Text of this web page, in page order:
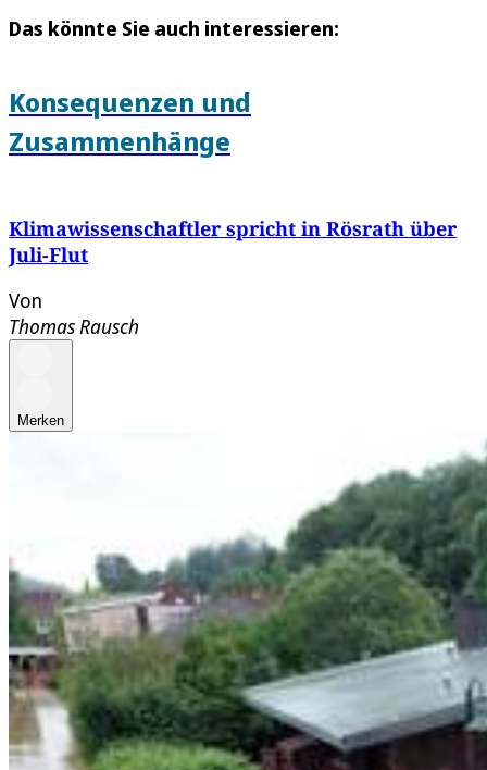
Das könnte Sie auch interessieren:
Konsequenzen und
Zusammenhänge
Klimawissenschaftler spricht in Rösrath über
Juli-Flut
Von
Thomas Rausch
Merken